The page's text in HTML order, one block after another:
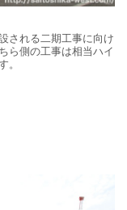
される二期工事に向け
ら側の工事は相当ハイ
。